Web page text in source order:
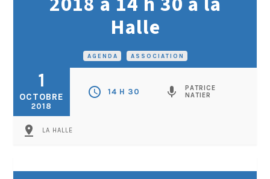
AGENDA ASSOCIATION
Halle
1
OCTOBRE
2018
schedule 14 H 30 mic
PATRICE
NATIER
pin_drop LA HALLE